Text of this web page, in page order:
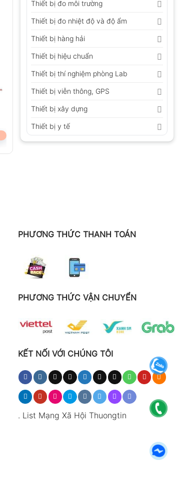
Thiết bị đo môi trường
Thiết bị đo nhiệt độ và độ ẩm
Thiết bị hàng hải
Thiết bị hiệu chuẩn
Thiết bị thí nghiệm phòng Lab
Thiết bị viễn thông, GPS
Thiết bị xây dựng
Thiết bị y tế
PHƯƠNG THỨC THANH TOÁN
PHƯƠNG THỨC VẬN CHUYỂN
KẾT NỐI VỚI CHÚNG TÔI
. List Mạng Xã Hội Thuongtin